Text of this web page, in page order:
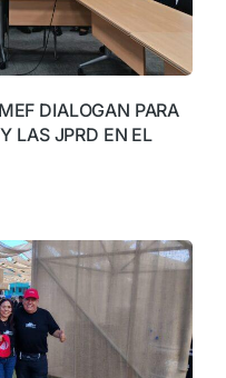
DIALOGAN PARA
LAS JPRD EN EL